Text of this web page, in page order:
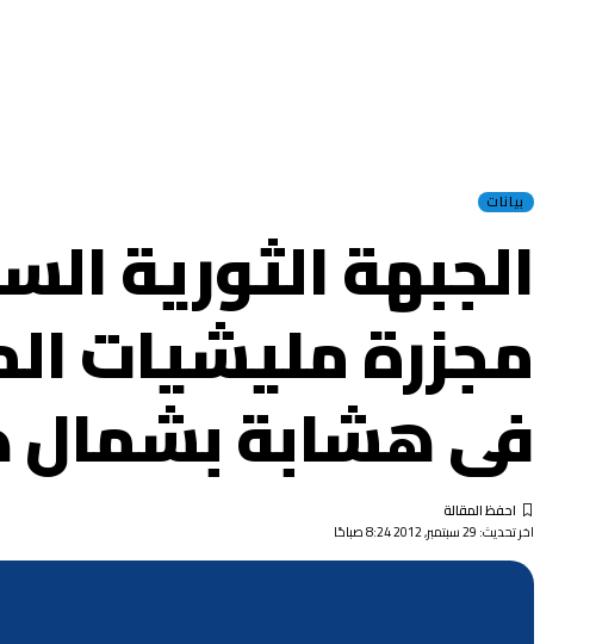
بيانات
الجبهة الثورية
مجزرة مليشيات
فى هشابة بشمال
اخر تحديث: 29 سبتمبر, 2012 8:24 صباحًا